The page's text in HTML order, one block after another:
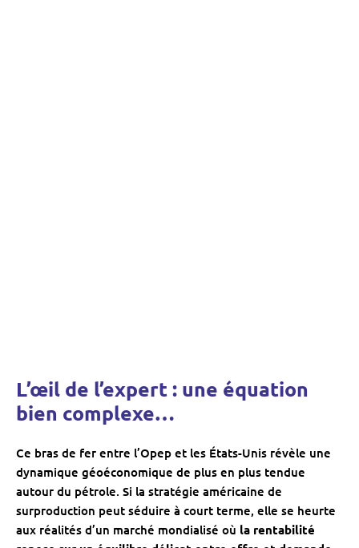
L’œil de l’expert : une équation
bien complexe…
Ce bras de fer entre l’Opep et les États-Unis révèle une
dynamique géoéconomique de plus en plus tendue
autour du pétrole. Si la stratégie américaine de
surproduction peut séduire à court terme, elle se heurte
aux réalités d’un marché mondialisé où la rentabilité